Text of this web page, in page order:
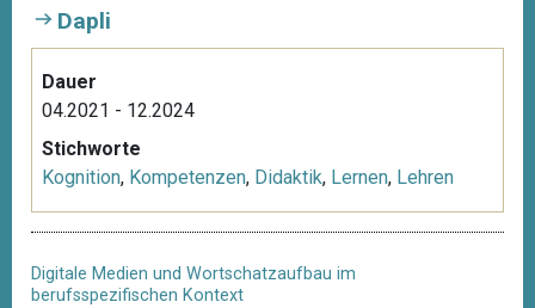
Dapli
Dauer
04.2021 - 12.2024
Stichworte
Kognition, Kompetenzen, Didaktik, Lernen, Lehren
Digitale Medien und Wortschatzaufbau im
berufsspezifischen Kontext